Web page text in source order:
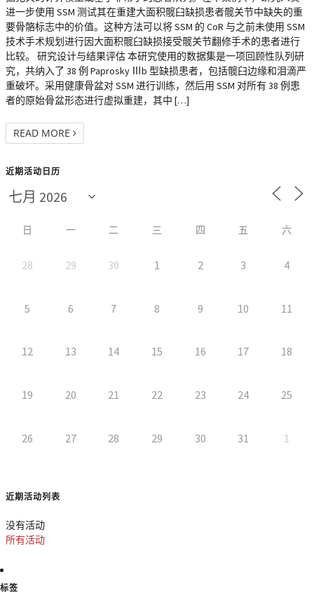
进一步使用 SSM 测试其在重建大面积髋臼缺损患者髋关节中缺失的重
要骨骼标志中的价值。这种方法可以将 SSM 的 CoR 与之前未使用 SSM
技术手术规划进行因大面积髋臼缺损接受髋关节翻修手术的患者进行
比较。 研究设计与结果评估 本研究使用的数据集是一项回顾性队列研
究，共纳入了 38 例 Paprosky Ⅲb 型缺损患者，包括髋臼边缘和泪滴严
重破坏。采用健康骨盆对 SSM 进行训练，然后用 SSM 对所有 38 例患
者的原始骨盆形态进行虚拟重建，其中 […]
READ MORE
近期活动日历
日 一 二 三 四 五 六
28 29 30 1 2 3 4
5 6 7 8 9 10 11
12 13 14 15 16 17 18
19 20 21 22 23 24 25
26 27 28 29 30 31 1
近期活动列表
没有活动
所有活动
标签